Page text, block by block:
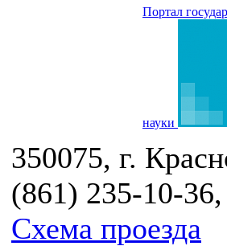
Портал
науки
350075, г.
(861) 235-10-
Схема проезда